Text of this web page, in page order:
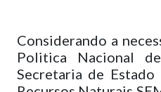
Considerando a
Politica Nacional
Secretaria de